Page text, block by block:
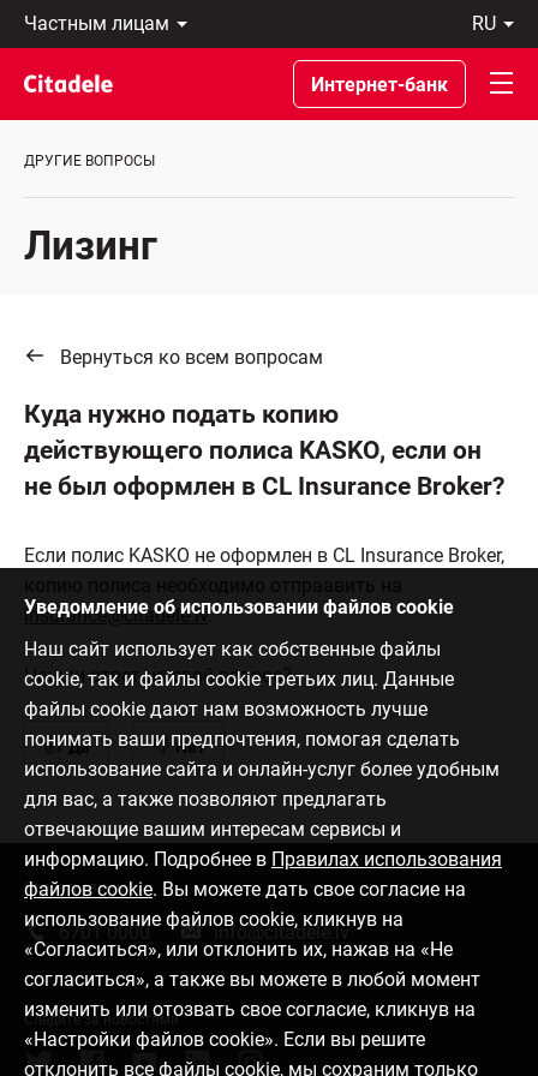
Частным
лицам
Предприятиям
Private
Banking
банке
ru
Latviski
По-
русски
In
Интернет-банк
ДРУГИЕ ВОПРОСЫ
Лизинг
Вернуться ко всем вопросам
Куда нужно подать копию
действующего полиса KASKO, если он
не был оформлен в CL Insurance Broker?
Если полис KASKO не оформлен в CL Insurance Broker,
insurance@citadele.lv.
Нашли ответ на свой вопрос?
Да Нет
Уведомление об использовании файлов cookie
Наш сайт использует как собственные файлы
cookie, так и файлы cookie третьих лиц. Данные
файлы cookie дают нам возможность лучше
понимать ваши предпочтения, помогая сделать
использование сайта и онлайн-услуг более удобным
для вас, а также позволяют предлагать
отвечающие вашим интересам сервисы и
информацию. Подробнее в Правилах использования
файлов cookie. Вы можете дать свое согласие на
использование файлов cookie, кликнув на
«Согласиться», или отклонить их, нажав на «Не
согласиться», а также вы можете в любой момент
изменить или отозвать свое согласие, кликнув на
«Настройки файлов cookie». Если вы решите
отклонить все файлы cookie, мы сохраним только
Связаться с нами
6701 0000 info@citadele.lv
Следите за новостями